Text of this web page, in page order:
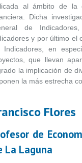
al ámbito de la
Dicha
de
y por último el
Indicadores, en
que llevan
la implicación de
la más estrecha
Flores
de
La Laguna